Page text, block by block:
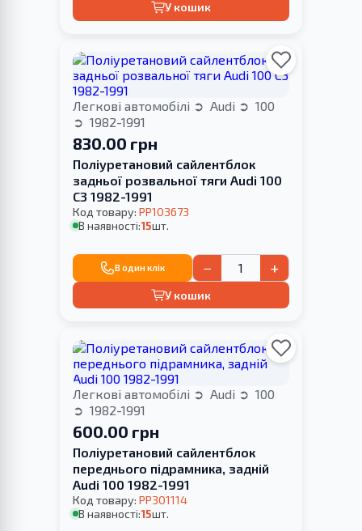
У кошик
Легкові автомобілі Audi
100
1982-1991
830.00 грн
Поліуретановий сайлентблок
задньої розвальної тяги Audi 100
С3 1982-1991
Код товару: PP103673
В наявності:15шт.
В один клік − +
У кошик
Легкові автомобілі Audi
100
1982-1991
600.00 грн
Поліуретановий сайлентблок
переднього підрамника, задній
Audi 100 1982-1991
Код товару: PP301114
В наявності:15шт.